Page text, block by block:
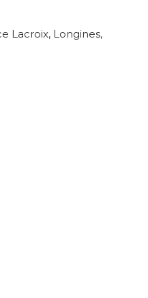
Lacroix, Longines,